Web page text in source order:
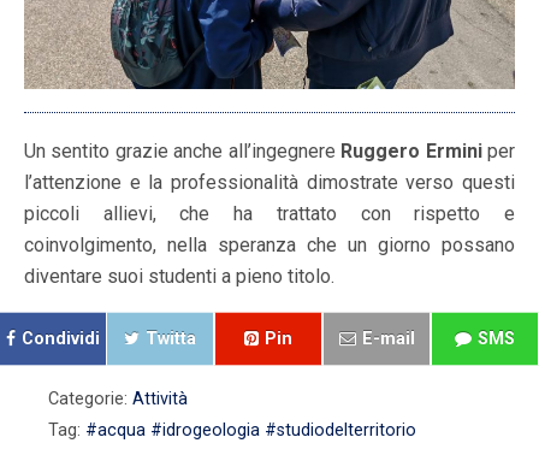
Un sentito grazie anche all’ingegnere Ruggero Erminiper
l’attenzione e la professionalità dimostrate verso questi
piccoli allievi, che ha trattato con rispetto e
coinvolgimento, nella speranza che un giorno possano
diventare suoi studenti a pieno titolo.
Condividi Twitta Pin E-mail SMS
Categorie: Attività
Tag: #acqua #idrogeologia #studiodelterritorio